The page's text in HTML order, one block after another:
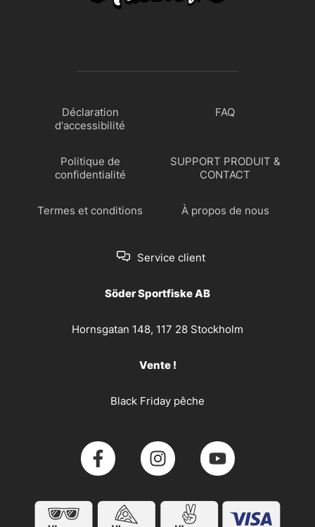
Déclaration
d'accessibilité
FAQ
Politique de
confidentialité
SUPPORT PRODUIT &
CONTACT
Termes et conditions À propos de nous
Service client
Söder Sportfiske AB
Hornsgatan 148, 117 28 Stockholm
Vente !
Black Friday pêche